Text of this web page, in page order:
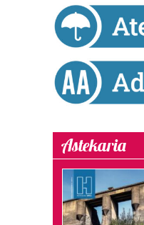
zure baimena Cookieen
Webgune honek cookie
fitxategiak erabiltzen
zerbitzuak hobetzeko
baliatzen gara. Ohar
Astekaria